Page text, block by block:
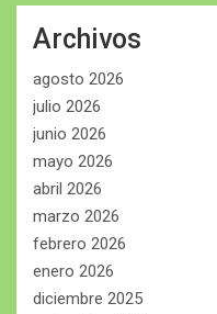
Archivos
agosto 2026
julio 2026
junio 2026
mayo 2026
abril 2026
marzo 2026
febrero 2026
enero 2026
diciembre 2025